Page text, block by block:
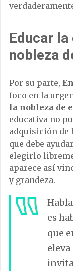
Educar
nobleza
Por su parte,
foco en la
la nobleza de
educativa no
adquisición de
que debe
elegirlo
aparece así
y grandeza.
es
que